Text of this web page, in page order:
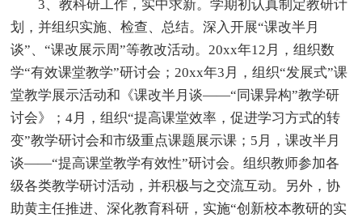
3、教科研工作，实中求新。学期初认真制定教研计
划，并组织实施、检查、总结。深入开展“课改半月
谈”、“课改展示周”等教改活动。20xx年12月，组织数
学“有效课堂教学”研讨会；20xx年3月，组织“发展式”课
堂教学展示活动和《课改半月谈——“同课异构”教学研
讨会》；4月，组织“提高课堂效率，促进学习方式的转
变”教学研讨会和市级重点课题展示课；5月，课改半月
谈——“提高课堂教学有效性”研讨会。组织教师参加各
级各类教学研讨活动，并积极与之交流互动。另外，协
助黄主任推进、深化教育科研，实施“创新校本教研的实